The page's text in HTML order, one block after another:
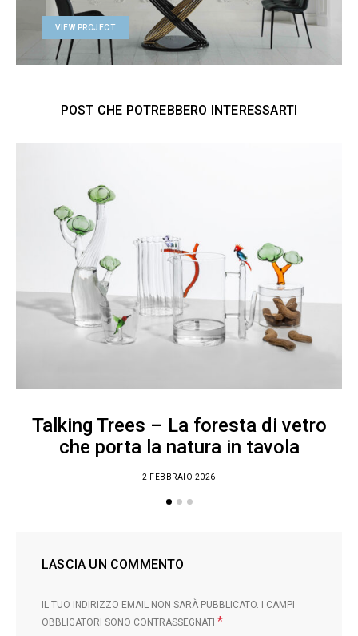
VIEW PROJECT
POST CHE POTREBBERO INTERESSARTI
Talking Trees – La foresta di vetro
che porta la natura in tavola
2 FEBBRAIO 2026
LASCIA UN COMMENTO
IL TUO INDIRIZZO EMAIL NON SARÀ PUBBLICATO.
I CAMPI
OBBLIGATORI SONO CONTRASSEGNATI *